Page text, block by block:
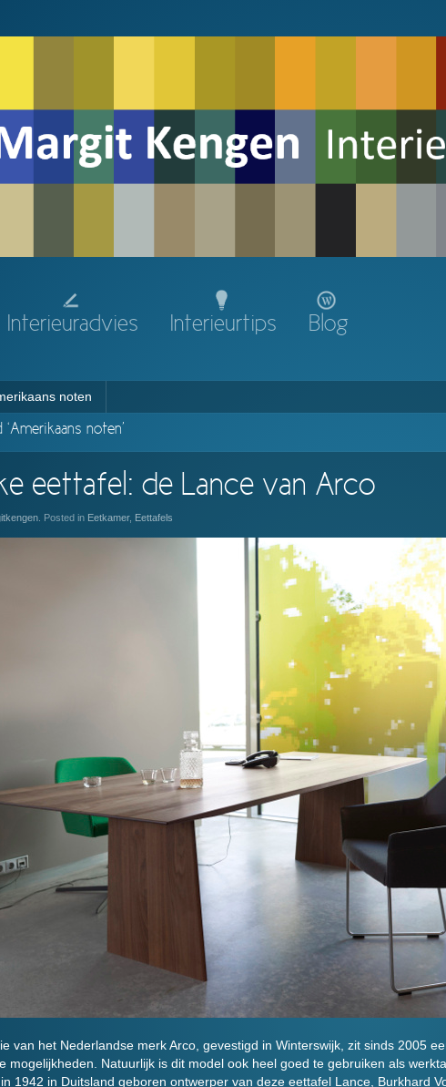
Interieuradvies Interieurtips Blog
noten
noten’
eettafel: de Lance van Arco
. Posted in Eetkamer, Eettafels
van het Nederlandse merk Arco, gevestigd in Winterswijk, zit sinds 2005
mogelijkheden. Natuurlijk is dit model ook heel goed te gebruiken als
1942 in Duitsland geboren ontwerper van deze eettafel Lance, Burkhard